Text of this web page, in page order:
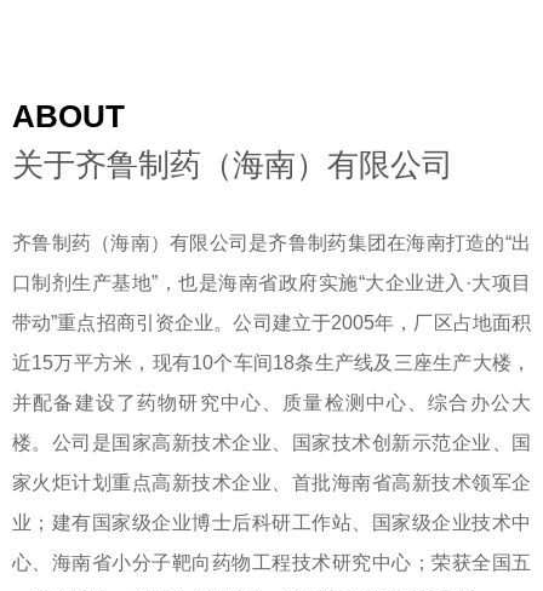
ABOUT
关于齐鲁制药（海南）有限公司
齐鲁制药（海南）有限公司是齐鲁制药集团在海南打造的“出
口制剂生产基地”，也是海南省政府实施“大企业进入·大项目
带动”重点招商引资企业。公司建立于2005年，厂区占地面积
近15万平方米，现有10个车间18条生产线及三座生产大楼，
并配备建设了药物研究中心、质量检测中心、综合办公大
楼。公司是国家高新技术企业、国家技术创新示范企业、国
家火炬计划重点高新技术企业、首批海南省高新技术领军企
业；建有国家级企业博士后科研工作站、国家级企业技术中
心、海南省小分子靶向药物工程技术研究中心；荣获全国五